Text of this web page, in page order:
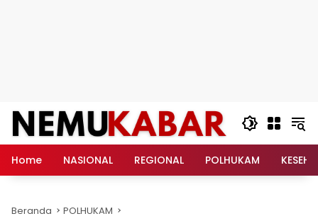
Langsung
konten
Home
NASIONAL REGIONAL POLHUKAM
Beranda POLHUKAM